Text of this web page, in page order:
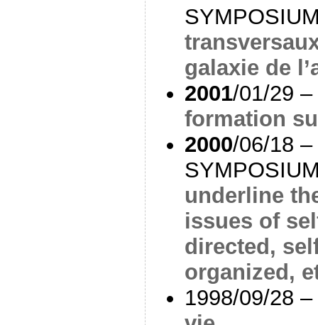
galaxie de
2001/01/29
formation
2000/06/18
underline
issues of
directed,
organized,
1998/09/28